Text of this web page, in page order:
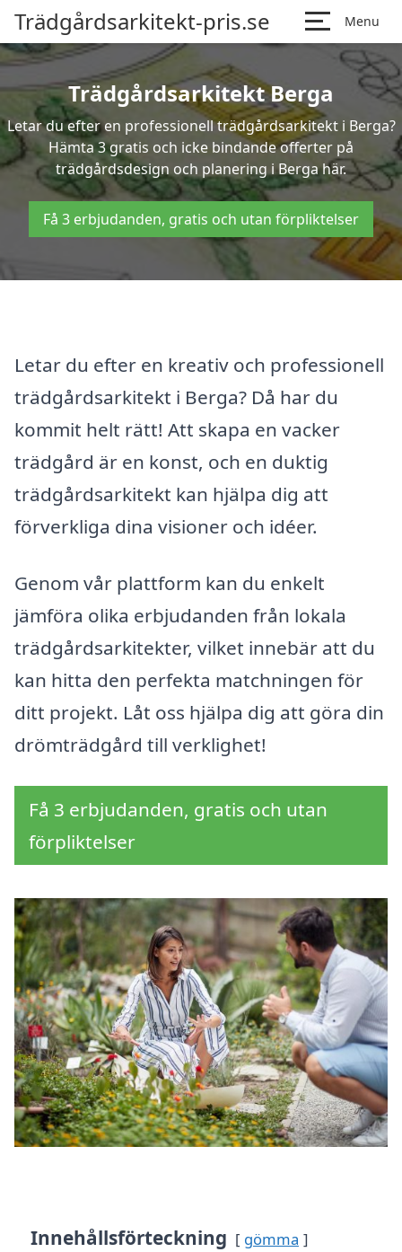
Trädgårdsarkitekt-pris.se Menu
Trädgårdsarkitekt Berga
Letar du efter en professionell trädgårdsarkitekt i Berga?
Hämta 3 gratis och icke bindande offerter på
trädgårdsdesign och planering i Berga här.
Få 3 erbjudanden, gratis och utan förpliktelser
Letar du efter en kreativ och professionell
trädgårdsarkitekt i Berga? Då har du
kommit helt rätt! Att skapa en vacker
trädgård är en konst, och en duktig
trädgårdsarkitekt kan hjälpa dig att
förverkliga dina visioner och idéer.
Genom vår plattform kan du enkelt
jämföra olika erbjudanden från lokala
trädgårdsarkitekter, vilket innebär att du
kan hitta den perfekta matchningen för
ditt projekt. Låt oss hjälpa dig att göra din
drömträdgård till verklighet!
Få 3 erbjudanden, gratis och utan
förpliktelser
Innehållsförteckning gömma